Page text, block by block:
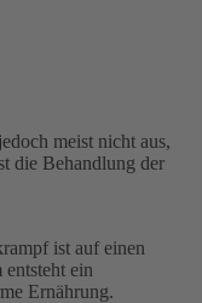
meist nicht aus,
die Behandlung der
ist auf einen
ein
Ernährung.